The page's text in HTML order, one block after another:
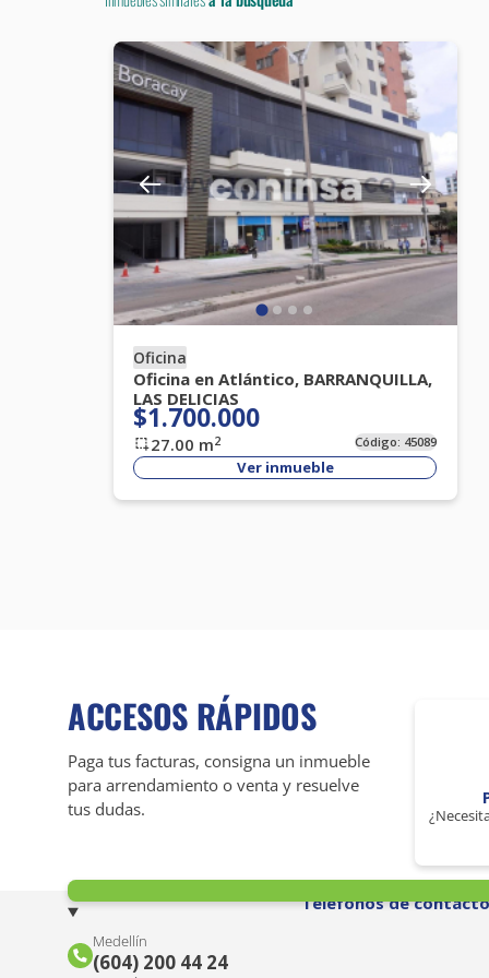
Oficina
Oficina en Atlántico, BARRANQUILLA,
LAS DELICIAS
$1.700.000
27.00 m2 Código: 45089
Ver inmueble
ACCESOS RÁPIDOS
Paga tus facturas, consigna un inmueble
para arrendamiento o venta y resuelve
tus dudas.
Teléfonos de contacto
Medellín
(604) 200 44 24